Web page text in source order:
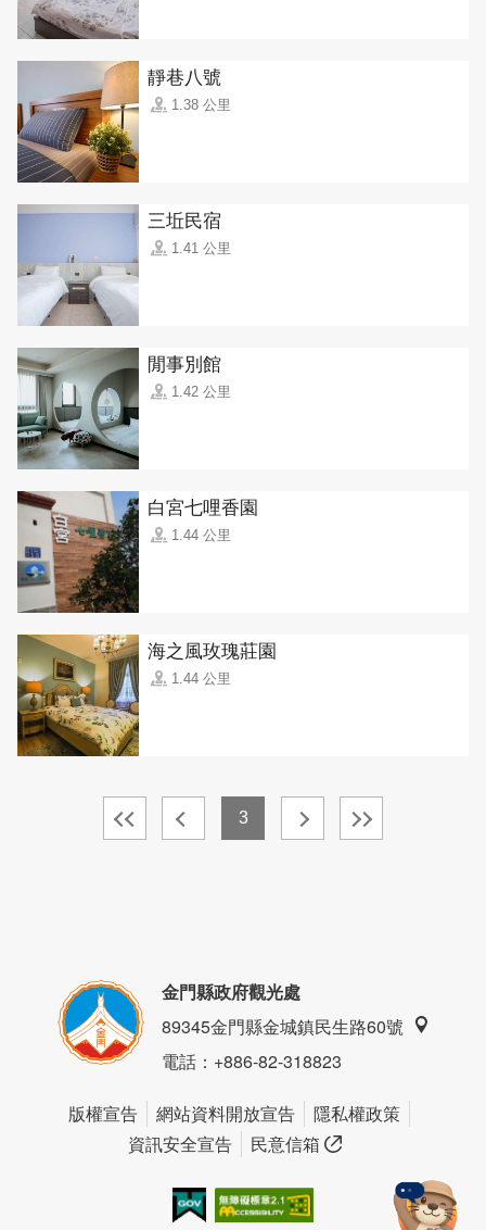
靜巷八號
1.38 公里
三坵民宿
1.41 公里
閒事別館
1.42 公里
白宮七哩香園
1.44 公里
海之風玫瑰莊園
1.44 公里
3
金門縣政府觀光處
89345金門縣金城鎮民生路60號
電話：+886-82-318823
版權宣告 網站資料開放宣告
隱私權政策
資訊安全宣告
民意信箱